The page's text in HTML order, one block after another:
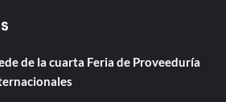
de la cuarta Feria de Proveeduría